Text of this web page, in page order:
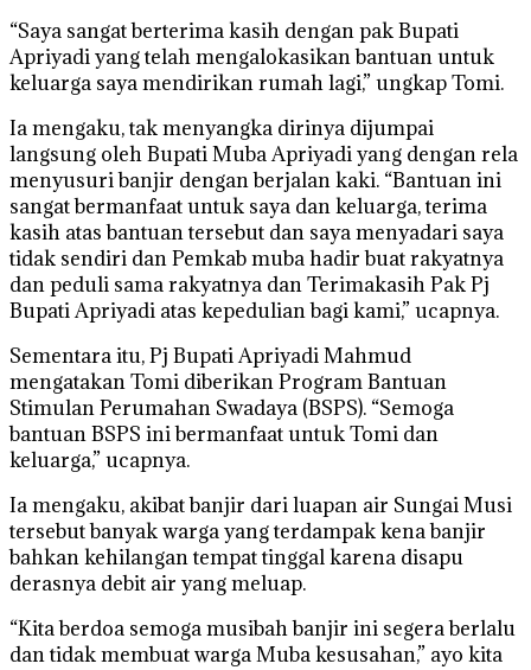
“Saya sangat berterima kasih dengan pak Bupati
Apriyadi yang telah mengalokasikan bantuan untuk
keluarga saya mendirikan rumah lagi,” ungkap Tomi.
Ia mengaku, tak menyangka dirinya dijumpai
langsung oleh Bupati Muba Apriyadi yang dengan rela
menyusuri banjir dengan berjalan kaki. “Bantuan ini
sangat bermanfaat untuk saya dan keluarga, terima
kasih atas bantuan tersebut dan saya menyadari saya
tidak sendiri dan Pemkab muba hadir buat rakyatnya
dan peduli sama rakyatnya dan Terimakasih Pak Pj
Bupati Apriyadi atas kepedulian bagi kami,” ucapnya.
Sementara itu, Pj Bupati Apriyadi Mahmud
mengatakan Tomi diberikan Program Bantuan
Stimulan Perumahan Swadaya (BSPS). “Semoga
bantuan BSPS ini bermanfaat untuk Tomi dan
keluarga,” ucapnya.
Ia mengaku, akibat banjir dari luapan air Sungai Musi
tersebut banyak warga yang terdampak kena banjir
bahkan kehilangan tempat tinggal karena disapu
derasnya debit air yang meluap.
“Kita berdoa semoga musibah banjir ini segera berlalu
dan tidak membuat warga Muba kesusahan,” ayo kita